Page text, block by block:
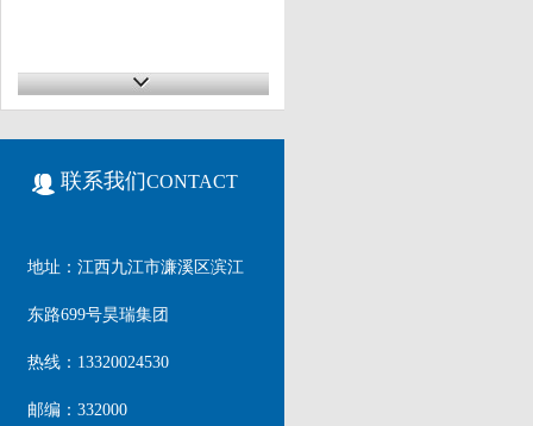
联系我们CONTACT
地址：江西九江市濂溪区滨江
东路699号昊瑞集团
热线：13320024530
邮编：332000